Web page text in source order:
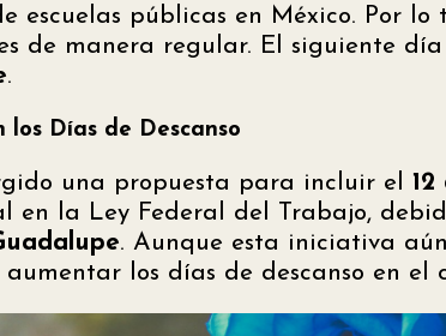
escuelas públicas en México. Por lo
de manera regular. El siguiente día
.
los Días de Descanso
una propuesta para incluir el
en la Ley Federal del Trabajo,
. Aunque esta iniciativa
los días de descanso en el